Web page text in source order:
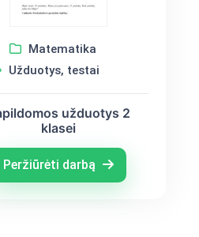
Matematika
Užduotys, testai
užduotys 2
klasei
Peržiūrėti darbą